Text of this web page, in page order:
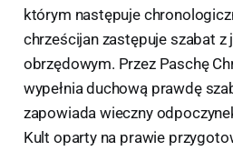
którym następuje
chrześcijan zastępuje szabat z
obrzędowym. Przez Paschę
wypełnia duchową prawdę
zapowiada wieczny
Kult oparty na prawie